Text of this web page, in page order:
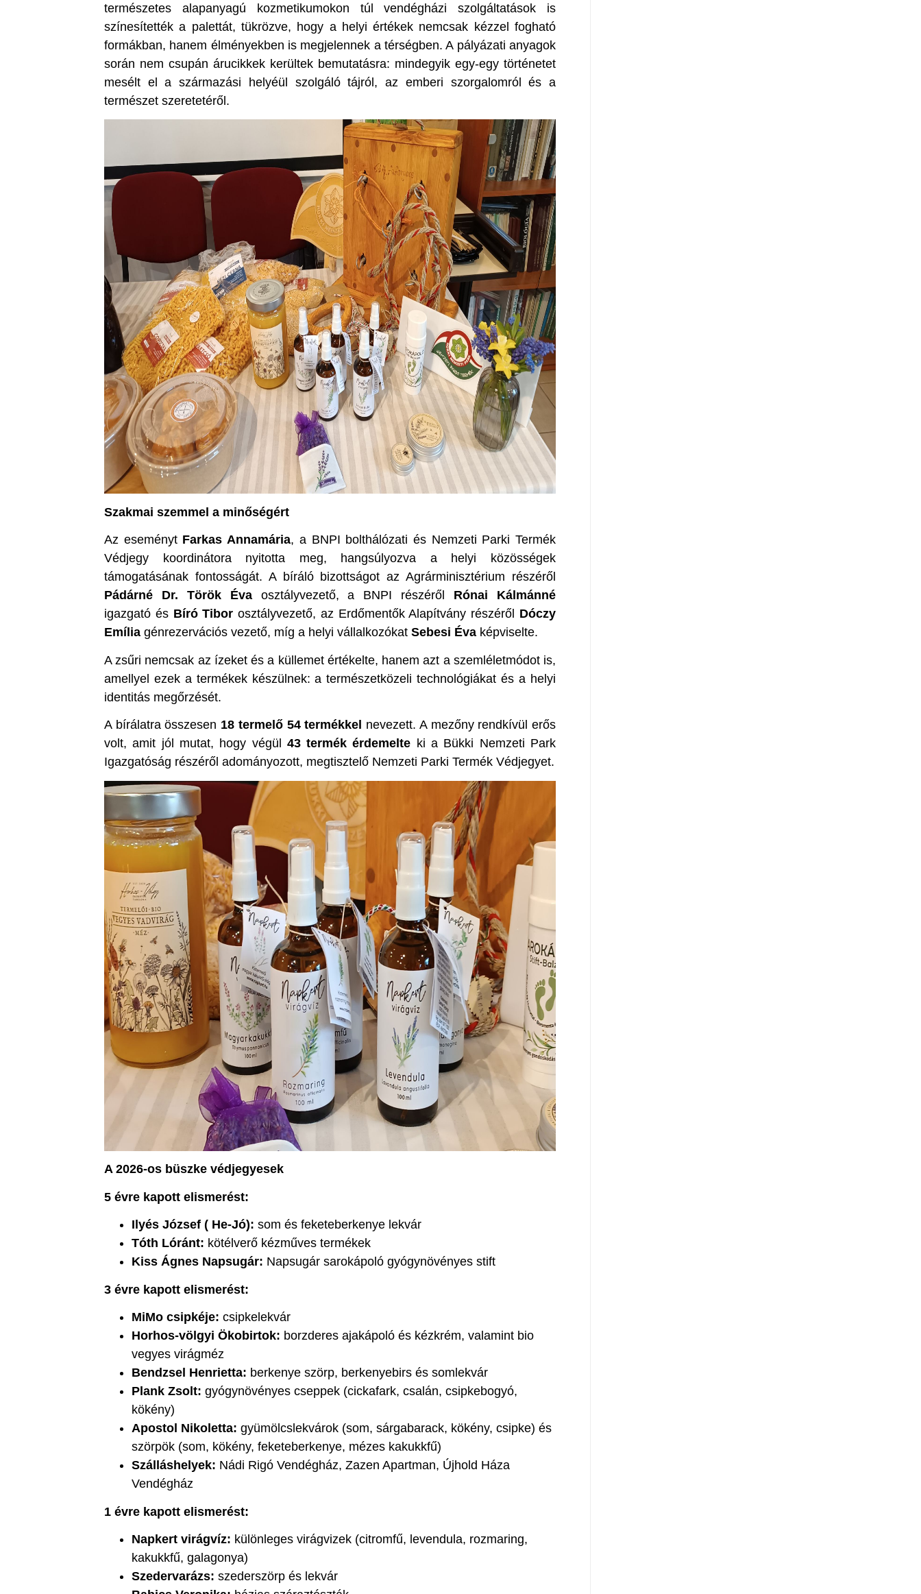
természetes alapanyagú kozmetikumokon túl vendégházi szolgáltatások is
színesítették a palettát, tükrözve, hogy a helyi értékek nemcsak kézzel fogható
formákban, hanem élményekben is megjelennek a térségben. A pályázati anyagok
során nem csupán árucikkek kerültek bemutatásra: mindegyik egy-egy történetet
mesélt el a származási helyéül szolgáló tájról, az emberi szorgalomról és a
természet szeretetéről.
Szakmai szemmel a minőségért
Az eseményt Farkas Annamária, a BNPI bolthálózati és Nemzeti Parki Termék
Védjegy koordinátora nyitotta meg, hangsúlyozva a helyi közösségek
támogatásának fontosságát. A bíráló bizottságot az Agrárminisztérium részéről
Pádárné Dr. Török Évaosztályvezető, a BNPI részéről Rónai Kálmánné
igazgató és Bíró Tiborosztályvezető, az Erdőmentők Alapítvány részéről Dóczy
Emília génrezervációs vezető, míg a helyi vállalkozókat Sebesi Éva képviselte.
A zsűri nemcsak az ízeket és a küllemet értékelte, hanem azt a szemléletmódot is,
amellyel ezek a termékek készülnek: a természetközeli technológiákat és a helyi
identitás megőrzését.
A bírálatra összesen 18 termelő 54 termékkel nevezett. A mezőny rendkívül erős
volt, amit jól mutat, hogy végül 43 termék érdemelte ki a Bükki Nemzeti Park
Igazgatóság részéről adományozott, megtisztelő Nemzeti Parki Termék Védjegyet.
A 2026-os büszke védjegyesek
5 évre kapott elismerést:
Ilyés József ( He-Jó): som és feketeberkenye lekvár
Tóth Lóránt: kötélverő kézműves termékek
Kiss Ágnes Napsugár: Napsugár sarokápoló gyógynövényes stift
3 évre kapott elismerést:
MiMo csipkéje: csipkelekvár
Horhos-völgyi Ökobirtok: borzderes ajakápoló és kézkrém, valamint bio
vegyes virágméz
Bendzsel Henrietta: berkenye szörp, berkenyebirs és somlekvár
Plank Zsolt: gyógynövényes cseppek (cickafark, csalán, csipkebogyó,
kökény)
Apostol Nikoletta: gyümölcslekvárok (som, sárgabarack, kökény, csipke) és
szörpök (som, kökény, feketeberkenye, mézes kakukkfű)
Szálláshelyek: Nádi Rigó Vendégház, Zazen Apartman, Újhold Háza
Vendégház
1 évre kapott elismerést:
Napkert virágvíz: különleges virágvizek (citromfű, levendula, rozmaring,
kakukkfű, galagonya)
Szedervarázs: szederszörp és lekvár